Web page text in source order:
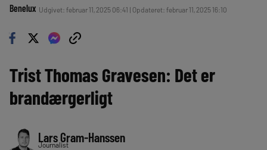
Benelux Udgivet: februar 11, 2025 06:41 | Opdateret: februar 11, 2025 16:10
Trist Thomas Gravesen: Det er
brandærgerligt
Lars Gram-Hanssen
Journalist